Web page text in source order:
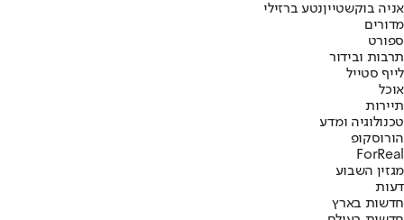
אניה בוקשטייןנטע ברזילי
מדורים
ספורט
תרבות ובידור
לייף סטייל
אוכל
תיירות
טכנולוגיה ומדע
הורוסקופ
ForReal
מגזין השבוע
דעות
חדשות בארץ